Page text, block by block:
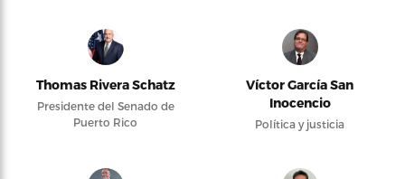
Thomas Rivera Schatz
Presidente del Senado de
Puerto Rico
Víctor García San
Inocencio
Política y justicia